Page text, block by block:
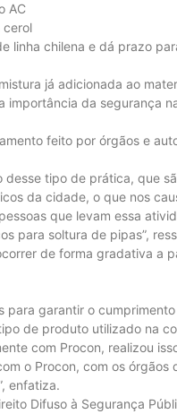
AC
cerol
linha chilena e dá prazo
já adicionada ao
importância da segurança
feito por órgãos e
tipo de prática, que
da cidade, o que nos
que levam essa
para soltura de pipas”,
de forma gradativa a
garantir o
de produto utilizado na
com Procon, realizou
o Procon, com os órgãos
enfatiza.
Difuso à Segurança